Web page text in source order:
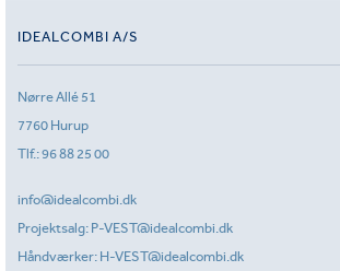
IDEALCOMBI A/S
Nørre Allé 51
7760 Hurup
Tlf.:96 88 25 00
info@idealcombi.dk
Projektsalg: P-VEST@idealcombi.dk
Håndværker: H-VEST@idealcombi.dk